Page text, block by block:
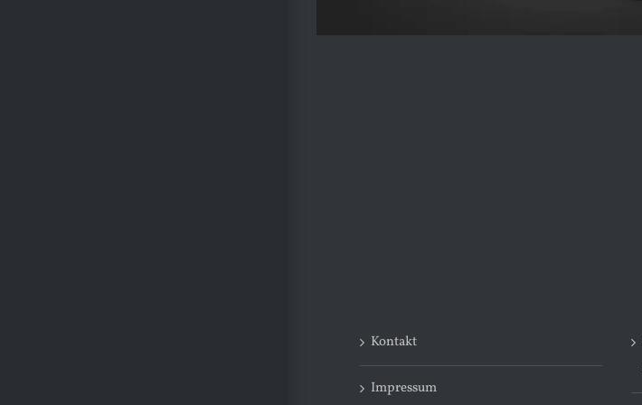
Kontakt
Impressum